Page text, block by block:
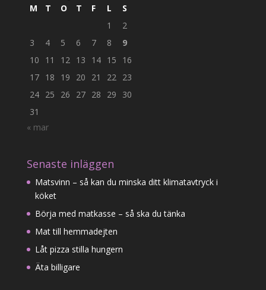
M T O T F L
S
1
2
3
4 5 6 7 8
9
10
11 12 13 14 15
16
17 18 19 20 21 22 23
24 25 26 27 28 29
30
31
« mar
Senaste inläggen
Matsvinn – så kan du minska ditt klimatavtryck i
köket
Börja med matkasse – så ska du tänka
Mat till hemmadejten
Låt pizza stilla hungern
Äta billigare